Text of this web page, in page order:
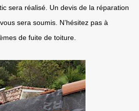
sera réalisé. Un devis de la réparation
sera soumis. N’hésitez pas à
de fuite de toiture.